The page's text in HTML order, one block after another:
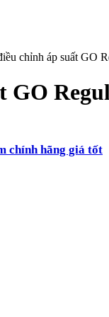
chỉnh áp suất GO
GO
chính hãng giá tốt